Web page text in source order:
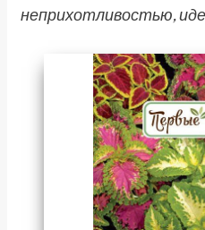
неприхотливостью,